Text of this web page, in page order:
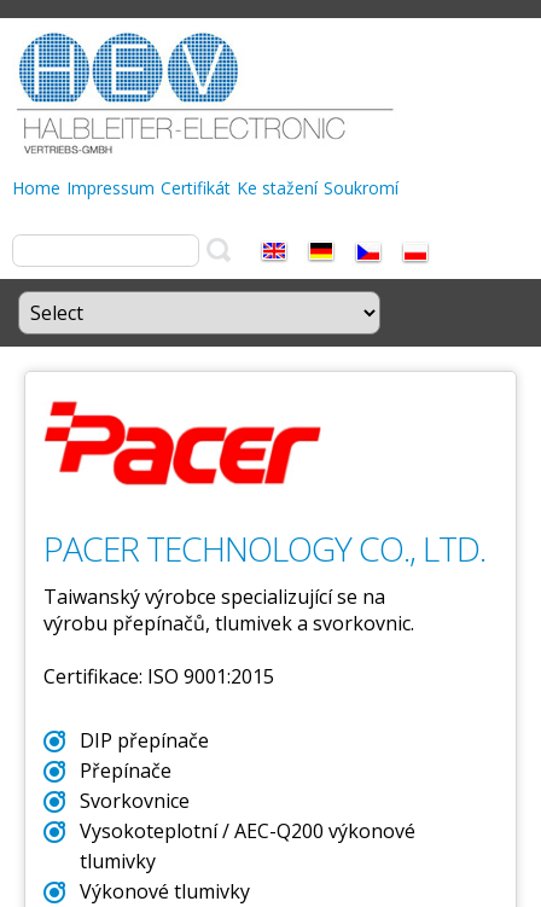
Home Impressum Certifikát Ke stažení Soukromí
PACER TECHNOLOGY CO., LTD.
Taiwanský výrobce specializující se na
výrobu přepínačů, tlumivek a svorkovnic.
Certifikace: ISO 9001:2015
DIP přepínače
Přepínače
Svorkovnice
Vysokoteplotní / AEC-Q200 výkonové
tlumivky
Výkonové tlumivky